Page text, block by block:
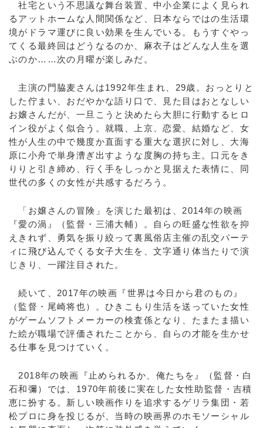
社宅という不思議な舞台装置、中小企業によく見られ
るアットホームな人間関係など、日本ならではの生活環
境がドラマ運びに良い効果を生んでいる。もうすぐやっ
てくる最終回はどうなるのか、麻衣子はどんな人生を選
ぶのか……次の月曜が楽しみだ。
主演の門脇麦さんは1992年生まれ、29歳。おっとりと
した佇まい、おだやかな語り口で、見た目はおとなしい
お嬢さんだが、一旦こうと決めたら大胆に行動するヒロ
イン役がよく似合う。就職、上京、恋愛、結婚など、女
性が人生の中で幾度か直面する重大な選択に対し、大海
原に小舟で単身漕ぎ出すような度胸の持ち主。口元をき
りりと引き締め、行く手をしっかと見据えた表情に、同
世代の多くの女性が共感するだろう。
「お嬢さんの冒険」を演じた最初は、2014年の映画
『愛の渦』（監督・三浦大輔）。自らの旺盛な性欲を抑
えきれず、勇気を振り絞って裏風俗店主催の乱交パーテ
ィに飛び込んでくる女子大生を、文字通り体当たりで演
じきり、一躍注目された。
続いて、2017年の映画『世界は今日から君のもの』
（監督・尾崎将也）。ひきこもり生活を送っていた女性
がゲームソフトメーカーの検査係となり、たまたま描い
た絵が職場で評価されたことから、自らの才能を生かせ
る仕事を見つけていく。
2018年の映画『止められるか、俺たちを』（監督・白
石和彌）では、1970年前後に実在した女性助監督・吉積
恵に扮する。新しい映画作りを追求するゲリラ集団・若
松プロに身を投じるが、当時の映画界のホモソーシャル